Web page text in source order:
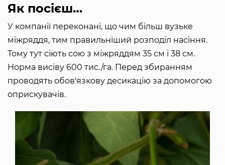
Як посієш…
У компанії переконані, що чим більш вузьке
міжряддя, тим правильніший розподіл насіння.
Тому тут сіють сою з міжряддям 35 см і 38 см.
Норма висіву 600 тис./га. Перед збиранням
проводять обов'язкову десикацію за допомогою
оприскувачів.